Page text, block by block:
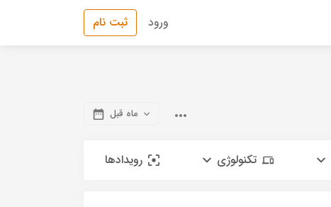
ورود ثبت نام
ماه قبل
تکنولوژی رویدادها